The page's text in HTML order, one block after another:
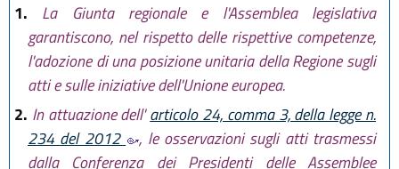
1.
La Giunta regionale e l'Assemblea legislativa
garantiscono, nel rispetto delle rispettive competenze,
l'adozione di una posizione unitaria della Regione sugli
atti e sulle iniziative dell'Unione europea.
2. In attuazione dell'articolo 24, comma 3, della legge n.
234 del 2012
, le osservazioni sugli atti trasmessi
dalla Conferenza dei Presidenti delle Assemblee